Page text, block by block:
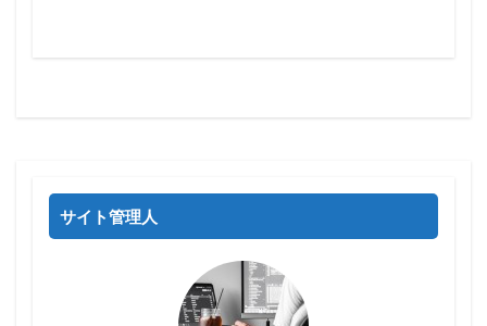
サイト管理人